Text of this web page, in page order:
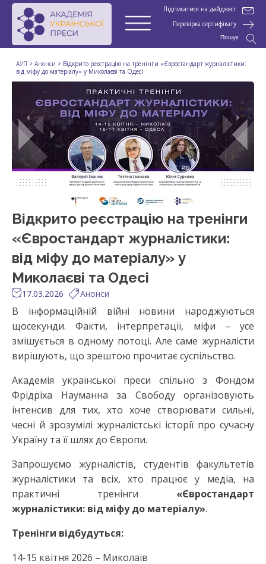
Підписатися на дайджест
Перевірка сертифікату
Пошук
АУП > Анонси > Відкрито реєстрацію на тренінги «Євростандарт журналістики:
від міфу до матеріалу» у Миколаєві та Одесі
Відкрито реєстрацію на тренінги
«Євростандарт журналістики:
від міфу до матеріалу» у
Миколаєві та Одесі
17.03.2026 Анонси
В інформаційній війні новини народжуються
щосекунди. Факти, інтерпретації, міфи – усе
змішується в одному потоці. Але саме журналісти
вирішують, що зрештою прочитає суспільство.
Академія української преси спільно з Фондом
Фрідріха Науманна за Свободу організовують
інтенсив для тих, хто хоче створювати сильні,
чесні й зрозумілі журналістські історії про сучасну
Україну та її шлях до Європи.
Запрошуємо журналістів, студентів факультетів
журналістики та всіх, хто працює у медіа, на
практичні тренінги «Євростандарт
журналістики: від міфу до матеріалу».
Тренінги відбудуться:
14-15 квітня 2026 – Миколаїв